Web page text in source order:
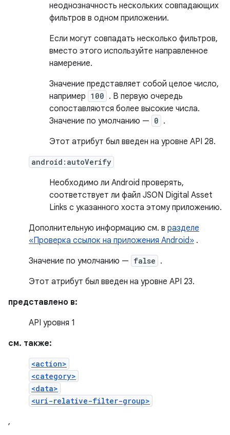
неоднозначность нескольких совпадающих
фильтров в одном приложении.
Если могут совпадать несколько фильтров,
вместо этого используйте направленное
намерение.
Значение представляет собой целое число,
например 100 . В первую очередь
сопоставляются более высокие числа.
Значение по умолчанию — 0 .
Этот атрибут был введен на уровне API 28.
android:autoVerify
Необходимо ли Android проверять,
соответствует ли файл JSON Digital Asset
Links с указанного хоста этому приложению.
Дополнительную информацию см. в разделе
«Проверка ссылок на приложения Android» .
Значение по умолчанию — false .
Этот атрибут был введен на уровне API 23.
представлено в:
API уровня 1
см. также:
<action>
<category>
<data>
<uri-relative-filter-group>
,